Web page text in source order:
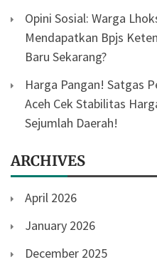
Opini Sosial: Warga
Mendapatkan Bpjs
Baru Sekarang?
Harga Pangan! Satgas
Aceh Cek Stabilitas
Sejumlah Daerah!
ARCHIVES
April 2026
January 2026
December 2025